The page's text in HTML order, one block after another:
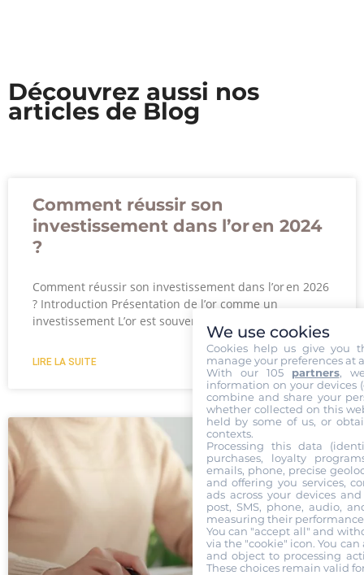
Découvrez aussi nos
articles de Blog
Comment réussir son
investissement dans l’or en 2024
?
Comment réussir son investissement dans l’or en 2026
? Introduction Présentation de l’or comme un
investissement L’or est souvent considéré comme
LIRE LA SUITE
We use cookies
Cookies help us give you
manage your preferences at
With our 105 partners,
information on your devices
combine and share your
whether collected on this
held by some of us, or
contexts.
Processing this data
purchases, loyalty
emails, phone, precise
and offering you services,
ads across your devices
post, SMS, phone, audio,
measuring their
You can "accept all" and
via the "cookie" icon. You
and object to processing
These choices remain valid